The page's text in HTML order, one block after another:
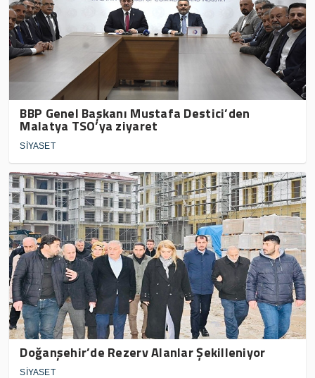
BBP Genel Başkanı Mustafa Destici’den
Malatya TSO’ya ziyaret
SİYASET
Doğanşehir’de Rezerv Alanlar Şekilleniyor
SİYASET